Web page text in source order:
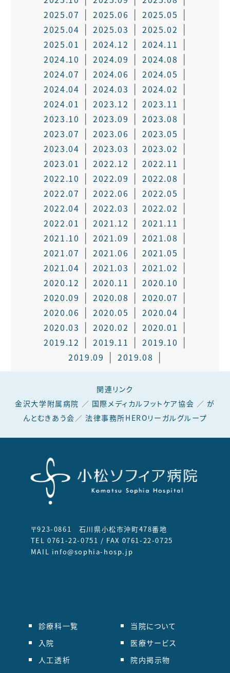
2025.07
2025.06
2025.05
2025.04
2025.03
2025.02
2025.01
2024.12
2024.11
2024.10
2024.09
2024.08
2024.07
2024.06
2024.05
2024.04
2024.03
2024.02
2024.01
2023.12
2023.11
2023.10
2023.09
2023.08
2023.07
2023.06
2023.05
2023.04
2023.03
2023.02
2023.01
2022.12
2022.11
2022.10
2022.09
2022.08
2022.07
2022.06
2022.05
2022.04
2022.03
2022.02
2022.01
2021.12
2021.11
2021.10
2021.09
2021.08
2021.07
2021.06
2021.05
2021.04
2021.03
2021.02
2020.12
2020.11
2020.10
2020.09
2020.08
2020.07
2020.06
2020.05
2020.04
2020.03
2020.02
2020.01
2019.12
2019.11
2019.10
2019.09
2019.08
関連リンク
金沢大学附属病院 ／ 国際メディカルフットケア協会 ／ が
んとむきあう会 ／ 法律事務所HEROリーガルグループ
〒923-0861 石川県小松市沖町478番地
TEL 0761-22-0751 / FAX 0761-22-0725
MAIL info@sophia-hosp.jp
診療科一覧
入院
人工透析
当院について
医療サービス
院内掲示物